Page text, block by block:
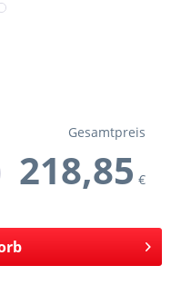
Gesamtpreis
218,85 €